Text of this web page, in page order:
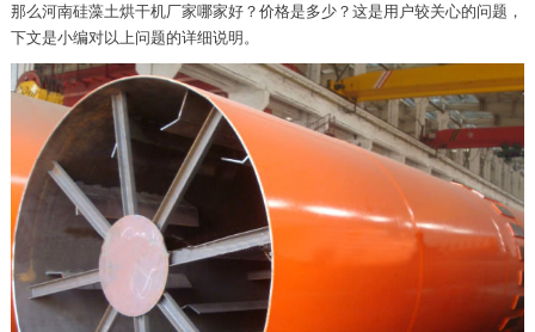
那么河南硅藻土烘干机厂家哪家好？价格是多少？这是用户较关心的问题，
下文是小编对以上问题的详细说明。